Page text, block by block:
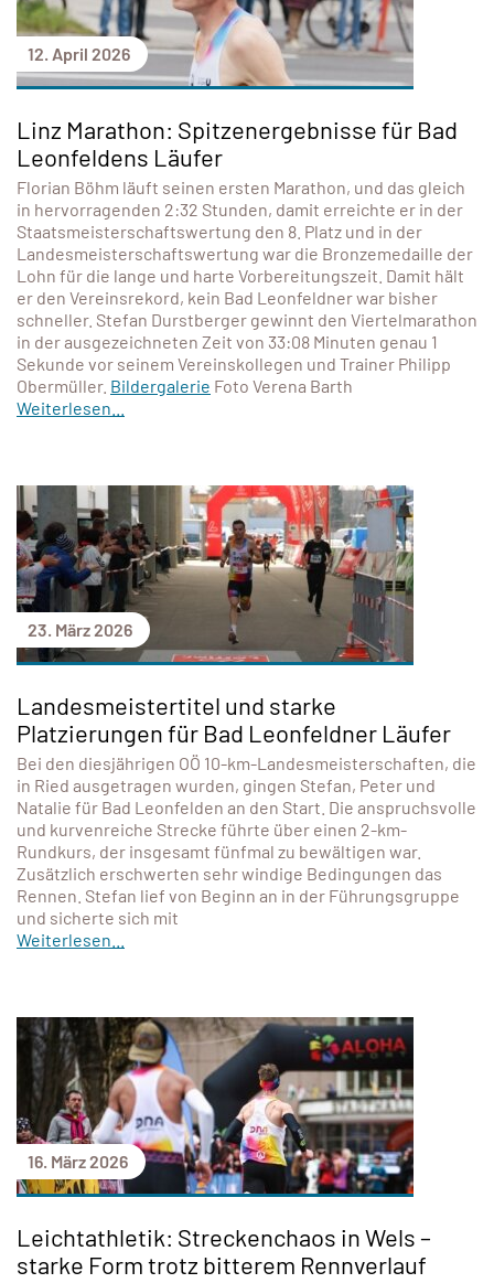
12. April 2026
Linz Marathon: Spitzenergebnisse für Bad
Leonfeldens Läufer
Florian Böhm läuft seinen ersten Marathon, und das gleich
in hervorragenden 2:32 Stunden, damit erreichte er in der
Staatsmeisterschaftswertung den 8. Platz und in der
Landesmeisterschaftswertung war die Bronzemedaille der
Lohn für die lange und harte Vorbereitungszeit. Damit hält
er den Vereinsrekord, kein Bad Leonfeldner war bisher
schneller. Stefan Durstberger gewinnt den Viertelmarathon
in der ausgezeichneten Zeit von 33:08 Minuten genau 1
Sekunde vor seinem Vereinskollegen und Trainer Philipp
Obermüller. Bildergalerie Foto Verena Barth
Weiterlesen...
23. März 2026
Landesmeistertitel und starke
Platzierungen für Bad Leonfeldner Läufer
Bei den diesjährigen OÖ 10-km-Landesmeisterschaften, die
in Ried ausgetragen wurden, gingen Stefan, Peter und
Natalie für Bad Leonfelden an den Start. Die anspruchsvolle
und kurvenreiche Strecke führte über einen 2-km-
Rundkurs, der insgesamt fünfmal zu bewältigen war.
Zusätzlich erschwerten sehr windige Bedingungen das
Rennen. Stefan lief von Beginn an in der Führungsgruppe
und sicherte sich mit
Weiterlesen...
16. März 2026
Leichtathletik: Streckenchaos in Wels –
starke Form trotz bitterem Rennverlauf